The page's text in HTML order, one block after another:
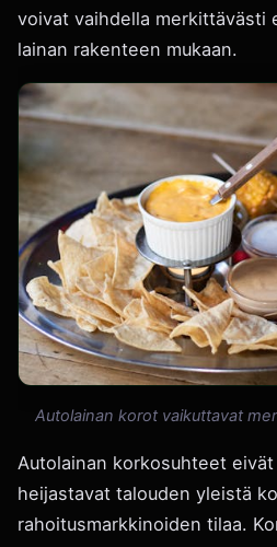
voivat vaihdella merkittävästi
lainan rakenteen mukaan.
Autolainan korot vaikuttavat
Autolainan korkosuhteet
heijastavat talouden yleistä
rahoitusmarkkinoiden tilaa.